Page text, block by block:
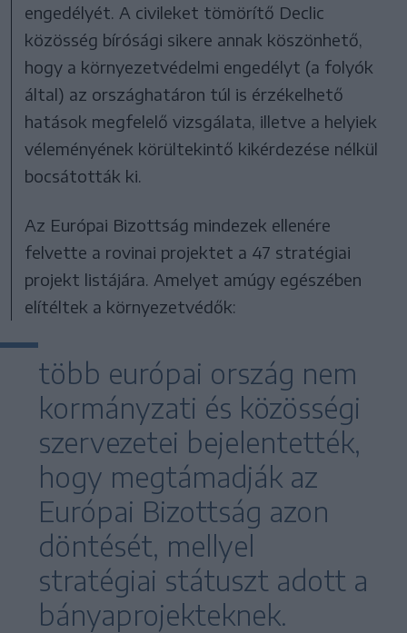
engedélyét. A civileket tömörítő Declic
közösség bírósági sikere annak köszönhető,
hogy a környezetvédelmi engedélyt (a folyók
által) az országhatáron túl is érzékelhető
hatások megfelelő vizsgálata, illetve a helyiek
véleményének körültekintő kikérdezése nélkül
bocsátották ki.
Az Európai Bizottság mindezek ellenére
felvette a rovinai projektet a 47 stratégiai
projekt listájára. Amelyet amúgy egészében
elítéltek a környezetvédők:
több európai ország nem
kormányzati és közösségi
szervezetei bejelentették,
hogy megtámadják az
Európai Bizottság azon
döntését, mellyel
stratégiai státuszt adott a
bányaprojekteknek.